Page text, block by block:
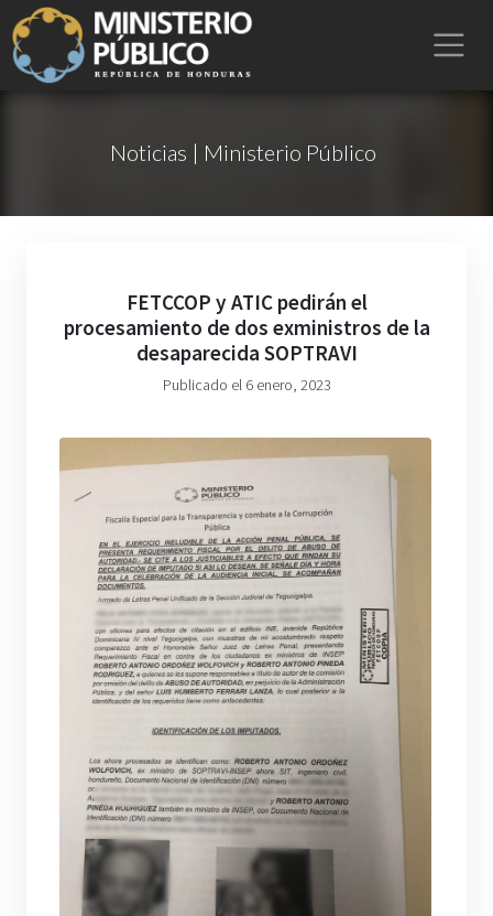
Noticias | Ministerio Público
FETCCOP y ATIC pedirán el
procesamiento de dos exministros de la
desaparecida SOPTRAVI
Publicado el 6 enero, 2023